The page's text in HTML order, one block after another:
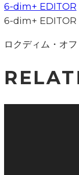
6-dim+ EDITOR
6-dim+ EDITOR
ロクディム・オ